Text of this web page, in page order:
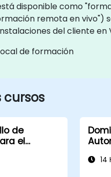
disponible como
remota en vivo")
del cliente
de formación
cursos
de
el
14